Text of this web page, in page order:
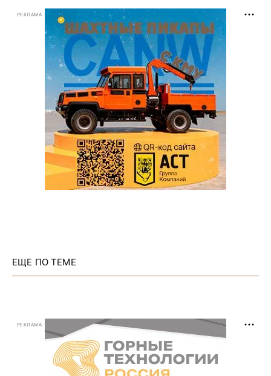
РЕКЛАМА
ЕЩЕ ПО ТЕМЕ
РЕКЛАМА